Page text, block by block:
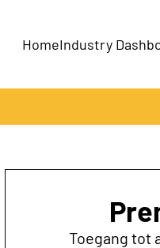
HomeIndustry
Toegang tot